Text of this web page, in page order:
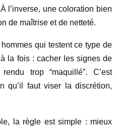
l’inverse, une coloration bien
de maîtrise et de netteté.
qui testent ce type de
la fois : cacher les signes de
trop “maquillé”. C’est
qu’il faut viser la discrétion,
la règle est simple : mieux